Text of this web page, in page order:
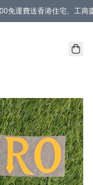
免運費送香港住宅、工商